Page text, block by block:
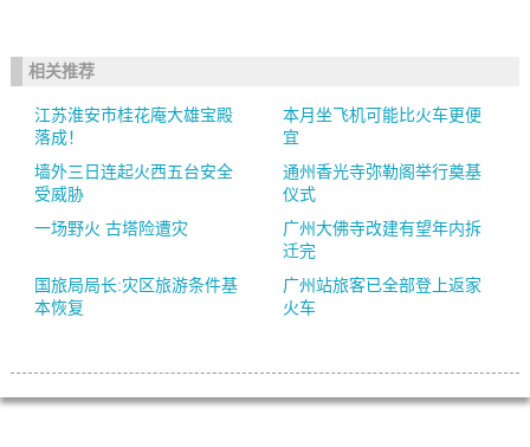
相关推荐
江苏淮安市桂花庵大雄宝殿
落成！
本月坐飞机可能比火车更便
宜
墙外三日连起火西五台安全
受威胁
通州香光寺弥勒阁举行奠基
仪式
一场野火 古塔险遭灾
广州大佛寺改建有望年内拆
迁完
国旅局局长:灾区旅游条件基
本恢复
广州站旅客已全部登上返家
火车